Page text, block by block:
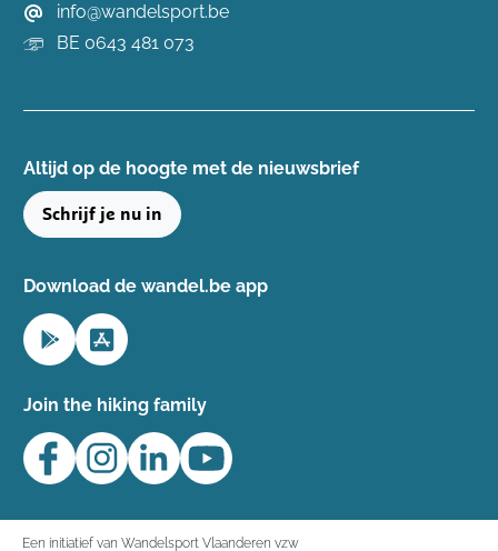
info@wandelsport.be
BE 0643 481 073
Altijd op de hoogte ​met de nieuwsbrief
Schrijf je nu in
Download de wandel.be app
Join the hiking family
Een initiatief van Wandelsport Vlaanderen vzw